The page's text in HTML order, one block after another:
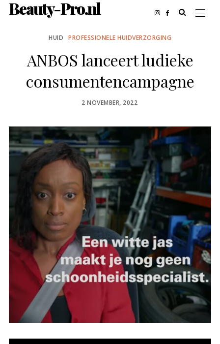
Beauty-Pro.nl
HUID PROFESSIONELE HUIDVERZORGING
ANBOS lanceert ludieke
consumentencampagne
POSTED
2 NOVEMBER, 2022